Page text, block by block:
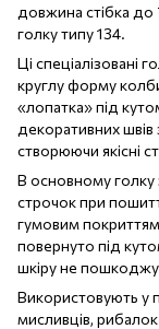
довжина стібка
голку типу 134.
Ці спеціалізовані
круглу форму
«лопатка» під
декоративних швів
створюючи якісні
В основному
строчок при
гумовим
повернуто під
шкіру не
Використовують у
мисливців,